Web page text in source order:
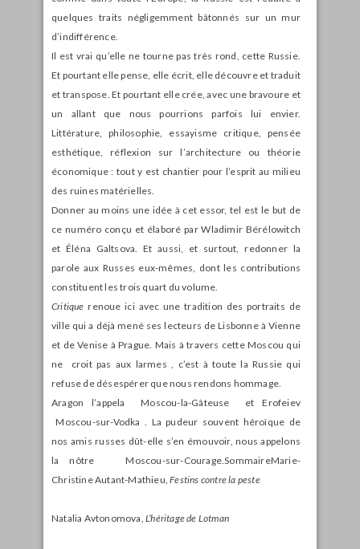
quelques traits négligemment bâtonnés sur un mur
d’indifférence.
Il est vrai qu’elle ne tourne pas très rond, cette Russie.
Et pourtant elle pense, elle écrit, elle découvre et traduit
et transpose. Et pourtant elle crée, avec une bravoure et
un allant que nous pourrions parfois lui envier.
Littérature, philosophie, essayisme critique, pensée
esthétique, réflexion sur l’architecture ou théorie
économique : tout y est chantier pour l’esprit au milieu
des ruines matérielles.
Donner au moins une idée à cet essor, tel est le but de
ce numéro conçu et élaboré par Wladimir Bérélowitch
et Éléna Galtsova. Et aussi, et surtout, redonner la
parole aux Russes eux-mêmes, dont les contributions
constituent les trois quart du volume.
Critique renoue ici avec une tradition des portraits de
ville qui a déjà mené ses lecteurs de Lisbonne à Vienne
et de Venise à Prague. Mais à travers cette Moscou qui
ne croit pas aux larmes , c’est à toute la Russie qui
refuse de désespérer que nous rendons hommage.
Aragon l’appela Moscou-la-Gâteuse et Erofeiev
Moscou-sur-Vodka . La pudeur souvent héroïque de
nos amis russes dût-elle s’en émouvoir, nous appelons
la nôtre Moscou-sur-Courage.SommaireMarie-
Christine Autant-Mathieu,Festins contre la peste
Natalia Avtonomova, L’héritage de Lotman